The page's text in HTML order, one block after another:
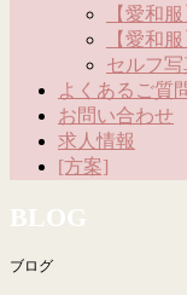
【愛和
【愛和
セルフ
よくあるご質
お問い合わせ
求人情報
[方案]
BLOG
ブログ